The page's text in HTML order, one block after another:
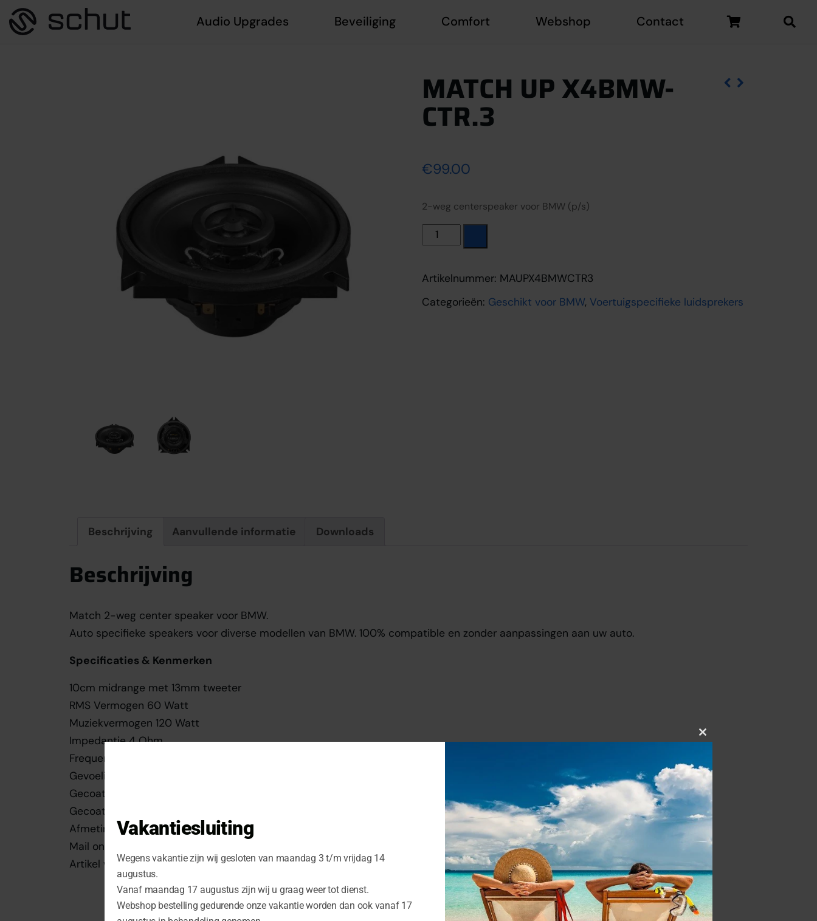
Audio Upgrades Beveiliging Comfort Webshop Contact
MATCH UP X4BMW-
CTR.3
€99.00
2-weg centerspeaker voor BMW (p/s)
MATCH UP X4BMW-CTR.3 aantal
Artikelnummer: MAUPX4BMWCTR3
Categorieën: Geschikt voor BMW, Voertuigspecifieke luidsprekers
Beschrijving Aanvullende informatie Downloads
Beschrijving
Match 2-weg center speaker voor BMW.
Auto specifieke speakers voor diverse modellen van BMW. 100% compatible en zonder aanpassingen aan uw auto.
Specificaties & Kenmerken
10cm midrange met 13mm tweeter
RMS Vermogen 60 Watt
Muziekvermogen 120 Watt
Impedantie 4 Ohm
Frequentiebereik 100-25.000 Hz
Gevoeligheid 1W/1m 90 dB
Gecoat zijden conusmateriaal tweeter
Gecoat papieren conusmateriaal midrange
Afmetingen: inbouwdiameter 101.5 mm / inbouwdiepte 37.8 mm
Mail ons voor de compatibiliteit met uw auto.
Artikel wordt per stuk geleverd!
Close
module
Vakantiesluiting
Wegens vakantie zijn wij gesloten van maandag 3 t/m vrijdag 14
augustus.
Vanaf maandag 17 augustus zijn wij u graag weer tot dienst.
Webshop bestelling gedurende onze vakantie worden dan ook vanaf 17